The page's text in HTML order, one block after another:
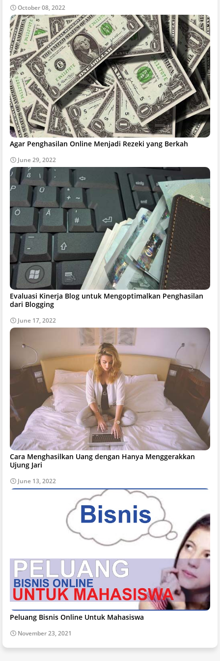
October 08, 2022
Agar Penghasilan Online Menjadi Rezeki yang Berkah
June 29, 2022
Evaluasi Kinerja Blog untuk Mengoptimalkan Penghasilan
dari Blogging
June 17, 2022
Cara Menghasilkan Uang dengan Hanya Menggerakkan
Ujung Jari
June 13, 2022
Peluang Bisnis Online Untuk Mahasiswa
November 23, 2021